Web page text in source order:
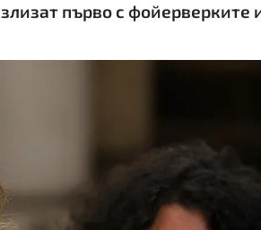
МОЯТ ГРАД
ТЕХНОЛОГИИ
КУЛТУРА
ПРАВОСЪДИЕ
КРИМИ
първо с фойерверките